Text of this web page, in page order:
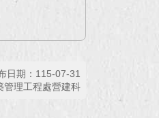
日期：115-07-31
管理工程處營建科